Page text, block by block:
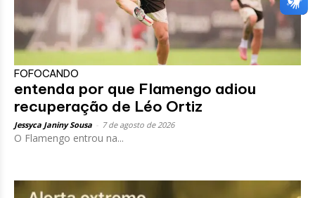
FOFOCANDO
entenda por que Flamengo adiou
recuperação de Léo Ortiz
Jessyca Janiny Sousa 7 de agosto de 2026
O Flamengo entrou na...